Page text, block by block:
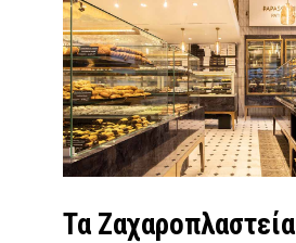
Τα Ζαχαροπλαστεία